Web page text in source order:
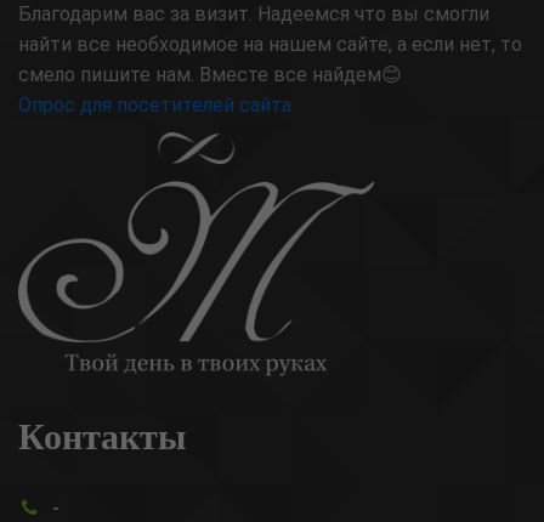
Благодарим вас за визит. Надеемся что вы смогли
найти все необходимое на нашем сайте, а если нет, то
смело пишите нам. Вместе все найдем😊
Опрос для посетителей сайта
Контакты
-